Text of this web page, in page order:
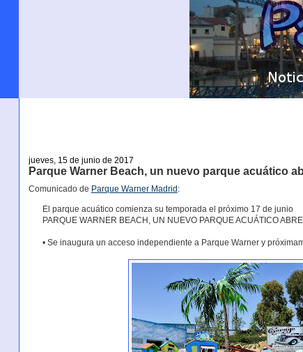
jueves, 15 de junio de 2017
Parque Warner Beach, un nuevo parque acuático
Comunicado de Parque Warner Madrid :
El parque acuático comienza su temporada el próximo 17 de junio
PARQUE WARNER BEACH, UN NUEVO PARQUE ACUÁTICO
• Se inaugura un acceso independiente a Parque Warner y